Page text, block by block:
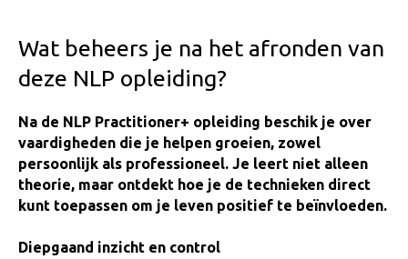
Wat beheers je na het afronden van
deze NLP opleiding?
Na de NLP Practitioner+ opleiding beschik je over
vaardigheden die je helpen groeien, zowel
persoonlijk als professioneel. Je leert niet alleen
theorie, maar ontdekt hoe je de technieken direct
kunt toepassen om je leven positief te beïnvloeden.
Diepgaand inzicht en control